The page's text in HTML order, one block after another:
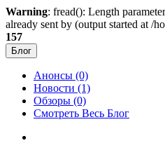
Warning: fread(): Length
already sent by (output started at /
157
Блог
Анонсы (0)
Новости (1)
Обзоры (0)
Смотреть Весь Блог